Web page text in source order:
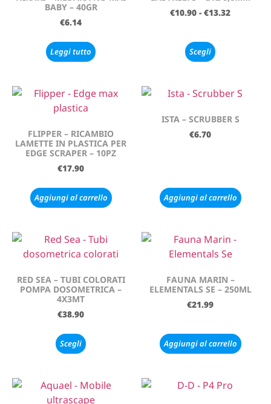
BABY – 40GR
€6.14
Leggi tutto
€10.90 - €13.32
Scegli
FLIPPER – RICAMBIO
LAMETTE IN PLASTICA PER
EDGE SCRAPER – 10PZ
€17.90
Aggiungi al carrello
ISTA – SCRUBBER S
€6.70
Aggiungi al carrello
RED SEA – TUBI COLORATI
POMPA DOSOMETRICA –
4X3MT
€38.90
Scegli
FAUNA MARIN –
ELEMENTALS SE – 250ML
€21.99
Aggiungi al carrello